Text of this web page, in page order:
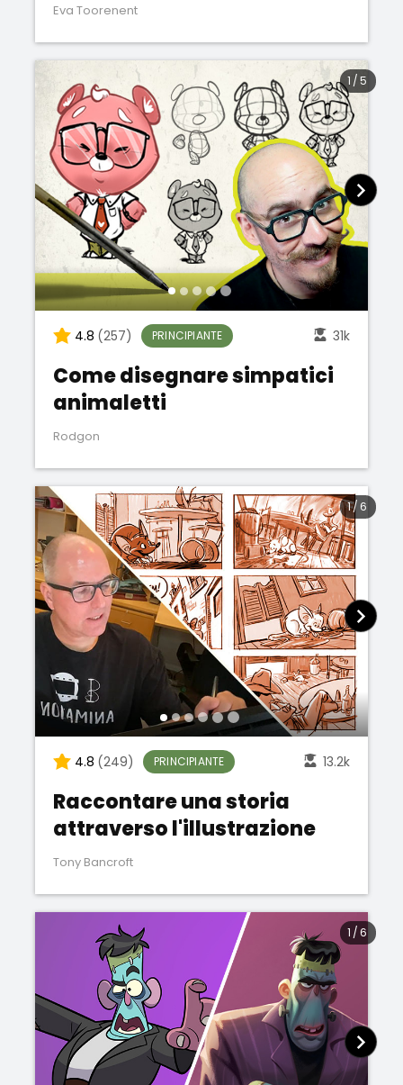
Eva Toorenent
4.8 (257) PRINCIPIANTE 31k
Come disegnare simpatici
animaletti
Rodgon
1 /5
4.8 (249) PRINCIPIANTE 13.2k
Raccontare una storia
attraverso l'illustrazione
Tony Bancroft
1/ 6
1 /6